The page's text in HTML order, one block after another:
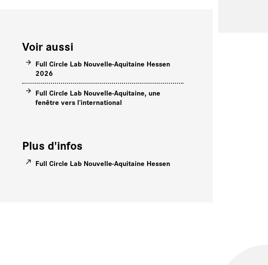
Voir aussi
Full Circle Lab Nouvelle-Aquitaine Hessen
2026
Full Circle Lab Nouvelle-Aquitaine, une
fenêtre vers l’international
Plus d'infos
Full Circle Lab Nouvelle-Aquitaine Hessen